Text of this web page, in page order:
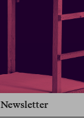
Newsletter